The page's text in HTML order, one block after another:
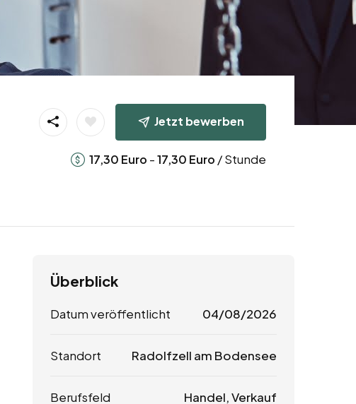
Jetzt bewerben
17,30 Euro -17,30 Euro / Stunde
Überblick
Datum veröffentlicht 04/08/2026
Standort Radolfzell am Bodensee
Berufsfeld Handel, Verkauf